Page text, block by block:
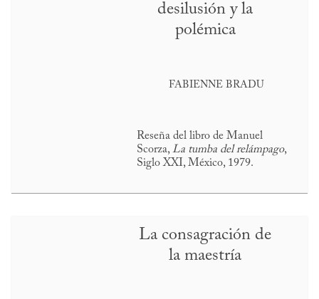
desilusión y la
polémica
FABIENNE BRADU
Reseña del libro de Manuel
Scorza, La tumba del relámpago,
Siglo XXI, México, 1979.
La consagración de
la maestría